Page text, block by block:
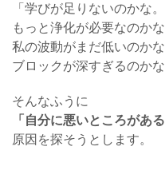
「学びが足りないのかな。
もっと浄化が必要なのかな
私の波動がまだ低いのかな
ブロックが深すぎるのかな
そんなふうに
「自分に悪いところがあ
原因を探そうとします。